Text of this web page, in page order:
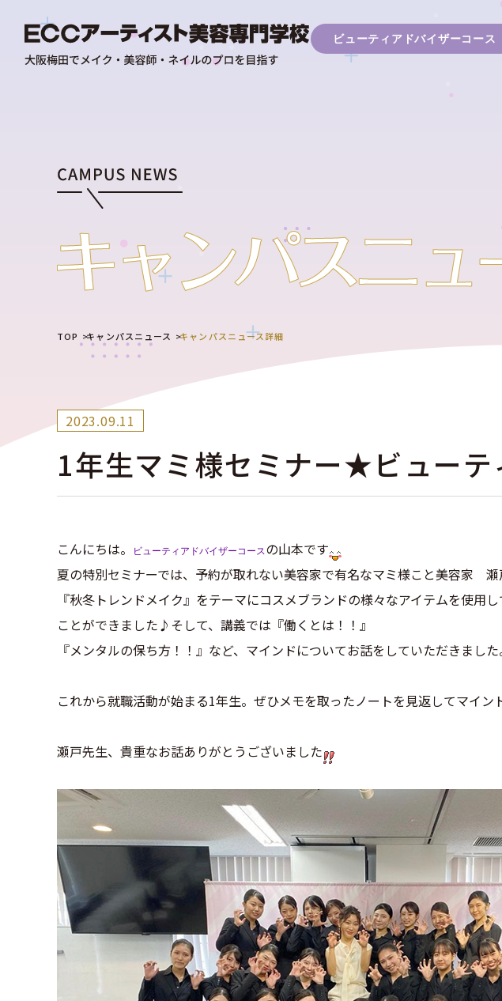
ビューティアドバイザーコース
TOP キャンパスニュース キャンパスニュース詳細
2023.09.11
1年生マミ様セミナー★ビューテ
こんにちは。 ビューティアドバイザーコースの山本です
夏の特別セミナーでは、予約が取れない美容家で有名なマミ様こと美容家 瀬
『秋冬トレンドメイク』をテーマにコスメブランドの様々なアイテムを使
ことができました♪そして、講義では『働くとは！！』
『メンタルの保ち方！！』など、マインドについてお話をしていただきました
これから就職活動が始まる1年生。ぜひメモを取ったノートを見返してマイン
瀬戸先生、貴重なお話ありがとうございました